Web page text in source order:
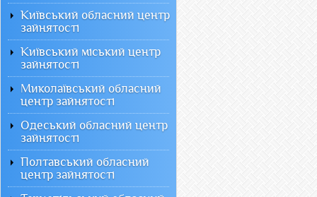
Київський обласний центр
зайнятості
Київський міський центр
зайнятості
Миколаївський обласний
центр зайнятості
Одеський обласний центр
зайнятості
Полтавський обласний
центр зайнятості